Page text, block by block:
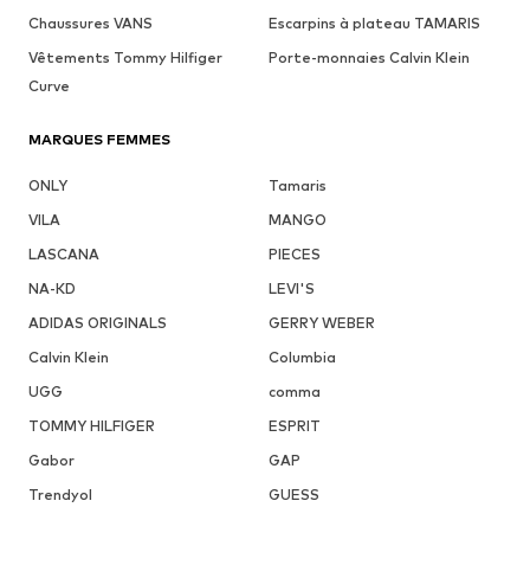
Chaussures VANS
Escarpins à plateau TAMARIS
Vêtements Tommy Hilfiger
Curve
Porte-monnaies Calvin Klein
MARQUES FEMMES
ONLY
Tamaris
VILA
MANGO
LASCANA
PIECES
NA-KD
LEVI'S
ADIDAS ORIGINALS
GERRY WEBER
Calvin Klein
Columbia
UGG
comma
TOMMY HILFIGER
ESPRIT
Gabor
GAP
Trendyol
GUESS